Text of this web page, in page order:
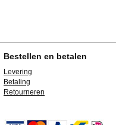
Bestellen en betalen
Levering
Betaling
Retourneren